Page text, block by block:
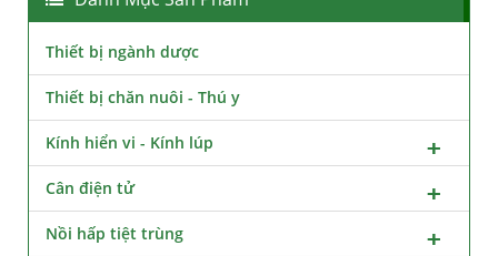
Thiết bị ngành dược
Thiết bị chăn nuôi - Thú y
Kính hiển vi - Kính lúp
Cân điện tử
Nồi hấp tiệt trùng